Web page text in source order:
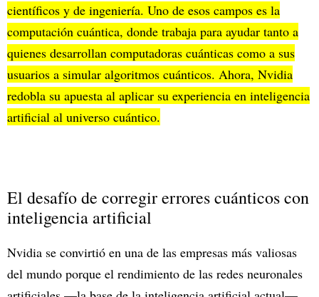
científicos y de ingeniería. Uno de esos campos es la
computación cuántica, donde trabaja para ayudar tanto a
quienes desarrollan computadoras cuánticas como a sus
usuarios a simular algoritmos cuánticos. Ahora, Nvidia
redobla su apuesta al aplicar su experiencia en inteligencia
artificial al universo cuántico.
El desafío de corregir errores cuánticos con
inteligencia artificial
Nvidia se convirtió en una de las empresas más valiosas
del mundo porque el rendimiento de las redes neuronales